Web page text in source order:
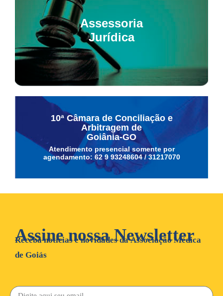
Assessoria
Jurídica
10ª Câmara de Conciliação e
Arbitragem de
Goiânia-GO
Atendimento presencial somente por
agendamento: 62 9 93248604 / 31217070
Assine nossa Newsletter
Receba notícias e novidades da Associação Médica
de Goiás